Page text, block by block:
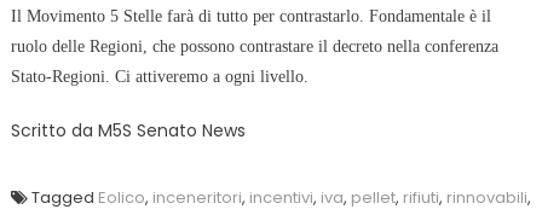
Il Movimento 5 Stelle farà di tutto per contrastarlo. Fondamentale è il
ruolo delle Regioni, che possono contrastare il decreto nella conferenza
Stato-Regioni. Ci attiveremo a ogni livello.
Scritto da M5S Senato News
Tagged Eolico, inceneritori, incentivi, iva, pellet, rifiuti, rinnovabili,